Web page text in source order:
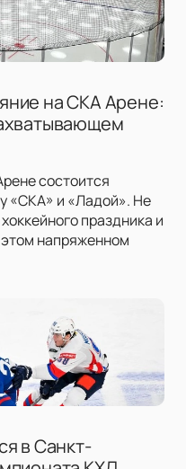
на СКА Арене:
состоится
«СКА» и «Ладой». Не
праздника и
напряженном
в Санкт-